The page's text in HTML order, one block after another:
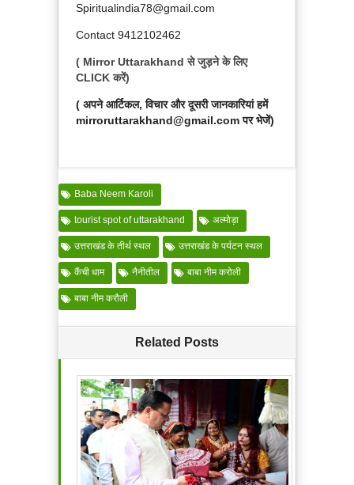
Spiritualindia78@gmail.com
Contact 9412102462
( Mirror Uttarakhand से जुड़ने के लिए
CLICK करें)
( अपने आर्टिकल, विचार और दूसरी जानकारियां हमें
mirroruttarakhand@gmail.com पर भेजें)
Baba Neem Karoli
tourist spot of uttarakhand अल्मोड़ा
उत्तराखंड के तीर्थ स्थल उत्तराखंड के पर्यटन स्थल
कैंची धाम नैनीतील बाबा नीम करोली
बाबा नीम करौली
Related Posts